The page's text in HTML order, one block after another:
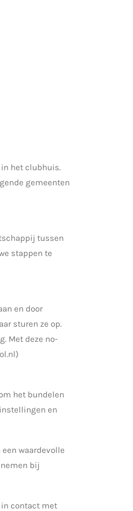
het clubhuis.
gemeenten
tussen
stappen te
en door
sturen ze op.
Met deze no-
het bundelen
en
waardevolle
bij
contact met